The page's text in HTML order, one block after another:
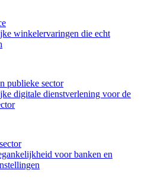
winkelervaringen die echt
publieke sector
digitale dienstverlening voor de
voor banken en